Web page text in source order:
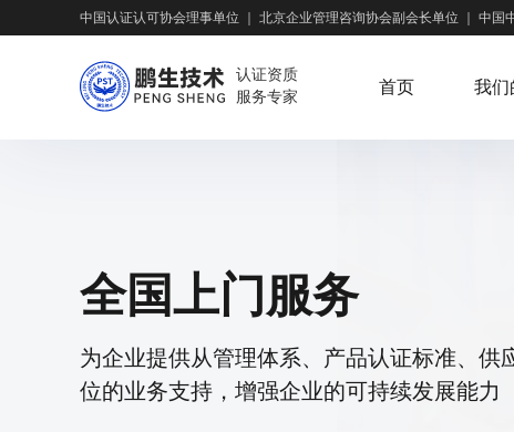
中国认证认可协会理事单位 北京企业管理咨询协会副会长单位 中国
认证资质
服务专家
首页 我们
全国上门服务
为企业提供从管理体系、产品认证标准、
位的业务支持，增强企业的可持续发展能力